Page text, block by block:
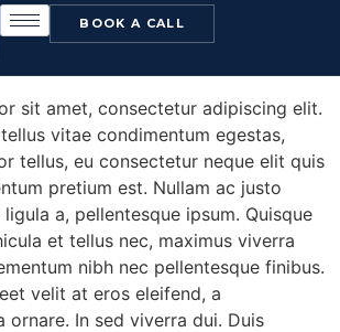
BOOK A CALL
sit amet, consectetur adipiscing elit.
vitae condimentum egestas,
tellus, eu consectetur neque elit quis
pretium est. Nullam ac justo
a, pellentesque ipsum. Quisque
et tellus nec, maximus viverra
nibh nec pellentesque finibus.
velit at eros eleifend, a
ornare. In sed viverra dui. Duis